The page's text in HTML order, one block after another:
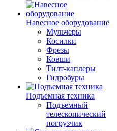
Навесное оборудование
Мульчеры
Косилки
Фрезы
Ковши
Тилт-каплеры
Гидробуры
Подъемная техника
Подъемный
телескопический
погрузчик